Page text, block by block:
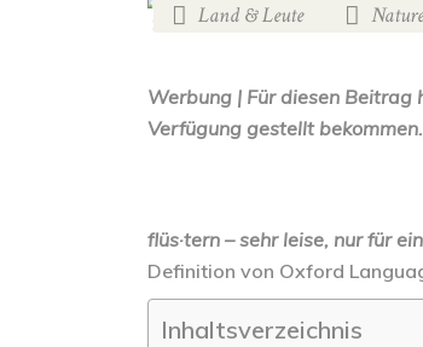
Land & Leute
Werbung | Für diesen Beitrag
Verfügung gestellt bekommen.
flüs·tern – sehr leise, nur für
Definition von Oxford
Inhaltsverzeichnis